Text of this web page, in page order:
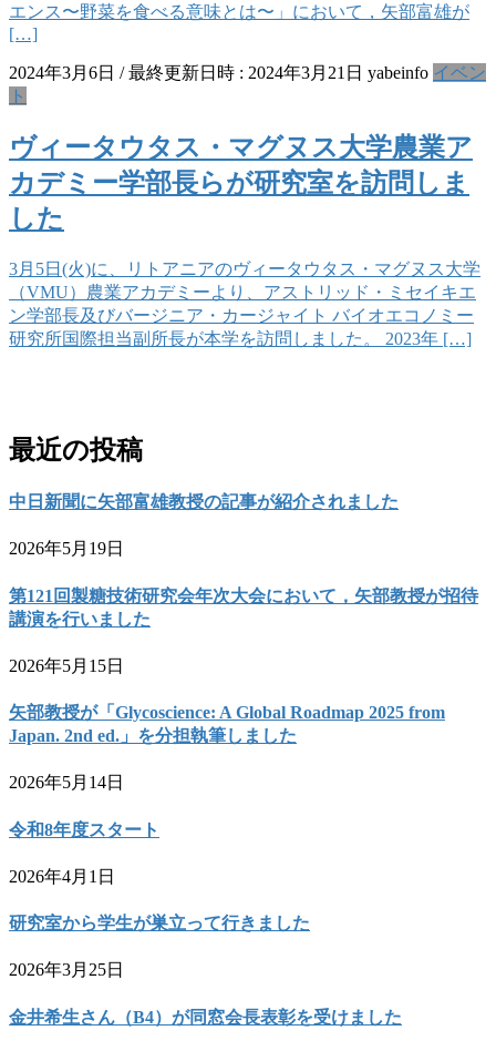
エンス〜野菜を食べる意味とは〜」において，矢部富雄が
[…]
2024年3月6日 / 最終更新日時 : 2024年3月21日 yabeinfo イベン
ト
ヴィータウタス・マグヌス大学農業ア
カデミー学部長らが研究室を訪問しま
した
3月5日(火)に、リトアニアのヴィータウタス・マグヌス大学
（VMU）農業アカデミーより、アストリッド・ミセイキエ
ン学部長及びバージニア・カージャイト バイオエコノミー
研究所国際担当副所長が本学を訪問しました。 2023年 […]
最近の投稿
中日新聞に矢部富雄教授の記事が紹介されました
2026年5月19日
第121回製糖技術研究会年次大会において，矢部教授が招待
講演を行いました
2026年5月15日
矢部教授が「Glycoscience: A Global Roadmap 2025 from
Japan. 2nd ed.」を分担執筆しました
2026年5月14日
令和8年度スタート
2026年4月1日
研究室から学生が巣立って行きました
2026年3月25日
金井希生さん（B4）が同窓会長表彰を受けました